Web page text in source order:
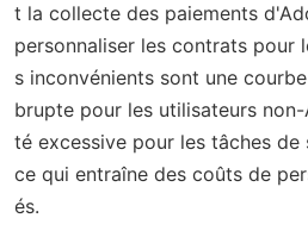
t la collecte des paiements
personnaliser les contrats pour
s inconvénients sont une
brupte pour les utilisateurs
té excessive pour les tâches de
ce qui entraîne des coûts de
és.